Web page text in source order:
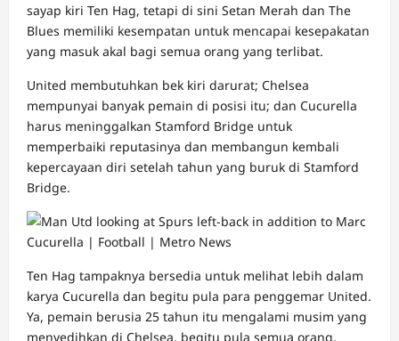
sayap kiri Ten Hag, tetapi di sini Setan Merah dan The
Blues memiliki kesempatan untuk mencapai kesepakatan
yang masuk akal bagi semua orang yang terlibat.
United membutuhkan bek kiri darurat; Chelsea
mempunyai banyak pemain di posisi itu; dan Cucurella
harus meninggalkan Stamford Bridge untuk
memperbaiki reputasinya dan membangun kembali
kepercayaan diri setelah tahun yang buruk di Stamford
Bridge.
Ten Hag tampaknya bersedia untuk melihat lebih dalam
karya Cucurella dan begitu pula para penggemar United.
Ya, pemain berusia 25 tahun itu mengalami musim yang
menyedihkan di Chelsea, begitu pula semua orang.